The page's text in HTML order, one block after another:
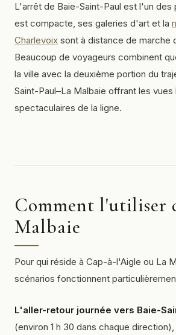
L'arrêt de Baie-Saint-Paul est l'un des
est compacte, ses galeries d'art et la
Charlevoix sont à distance de marche
Beaucoup de voyageurs combinent
la ville avec la deuxième portion du
Saint-Paul–La Malbaie offrant les vues
spectaculaires de la ligne.
Comment l'utiliser
Malbaie
Pour qui réside à Cap-à-l'Aigle ou La
scénarios fonctionnent
L'aller-retour journée vers Baie-
(environ 1 h 30 dans chaque